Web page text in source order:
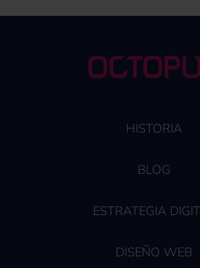
HISTORIA
BLOG
ESTRATEGIA
DISEÑO WEB